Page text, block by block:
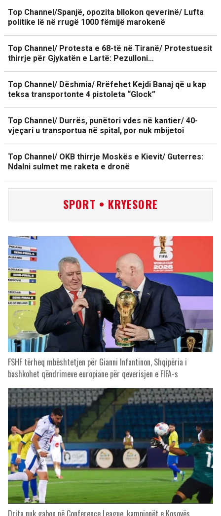
Top Channel/Spanjë, opozita bllokon qeverinë/ Lufta
politike lë në rrugë 1000 fëmijë marokenë
Top Channel/ Protesta e 68-të në Tiranë/ Protestuesit
thirrje për Gjykatën e Lartë: Pezulloni…
Top Channel/ Dëshmia/ Rrëfehet Kejdi Banaj që u kap
teksa transportonte 4 pistoleta “Glock”
Top Channel/ Durrës, punëtori vdes në kantier/ 40-
vjeçari u transportua në spital, por nuk mbijetoi
Top Channel/ OKB thirrje Moskës e Kievit/ Guterres:
Ndalni sulmet me raketa e dronë
SPORT • KRYESORE
FSHF tërheq mbështetjen për Gianni Infantinon, Shqipëria i
bashkohet qëndrimeve europiane për qeverisjen e FIFA-s
Drita nuk gabon në Conference League, kampionët e Kosovës